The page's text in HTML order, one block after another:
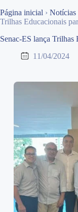
Página inicial › Notícias
Trilhas Educacionais
Senac-ES lança Trilhas
11/04/2024